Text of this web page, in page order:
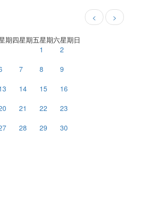
< >
期四星期五星期六星期日
1
2
7 8
9
14 15
16
21 22
23
28 29
30